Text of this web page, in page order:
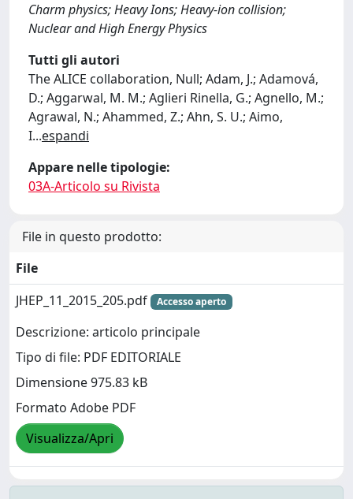
Charm physics; Heavy Ions; Heavy-ion collision;
Nuclear and High Energy Physics
Tutti gli autori
The ALICE collaboration, Null; Adam, J.; Adamová,
D.; Aggarwal, M. M.; Aglieri Rinella, G.; Agnello, M.;
Agrawal, N.; Ahammed, Z.; Ahn, S. U.; Aimo,
I...espandi
Appare nelle tipologie:
03A-Articolo su Rivista
File in questo prodotto:
File
JHEP_11_2015_205.pdf
Accesso aperto
Descrizione: articolo principale
Tipo di file: PDF EDITORIALE
Dimensione 975.83 kB
Formato Adobe PDF
Visualizza/Apri